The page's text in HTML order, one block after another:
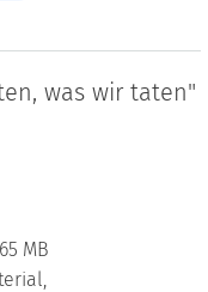
was wir taten"
MB